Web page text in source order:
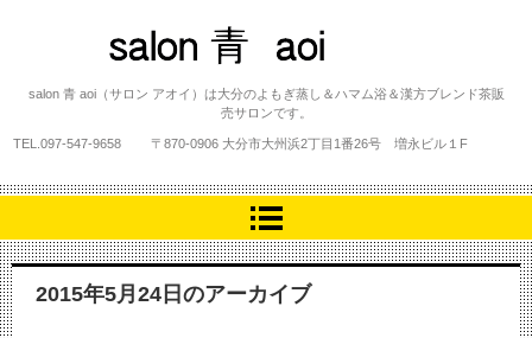
salon 青 aoi
salon 青 aoi（サロン アオイ）は大分のよもぎ蒸し＆ハマム浴＆漢方ブレンド茶販
売サロンです。
TEL. 097-547-9658 〒870-0906 大分市大州浜2丁目1番26号 増永ビル１F
2015年5月24日 のアーカイブ